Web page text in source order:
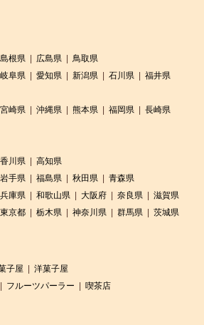
島根県 広島県
鳥取県
岐阜県 愛知県 新潟県 石川県
福井県
宮崎県 沖縄県 熊本県 福岡県
長崎県
香川県
高知県
岩手県 福島県 秋田県
青森県
兵庫県 和歌山県 大阪府 奈良県
滋賀県
東京都 栃木県 神奈川県 群馬県 茨城県
子屋
洋菓子屋
フルーツパーラー
喫茶店